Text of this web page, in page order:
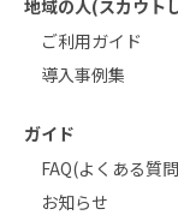
地域の人(スカウト
ご利用ガイド
導入事例集
ガイド
FAQ(よくある質
お知らせ